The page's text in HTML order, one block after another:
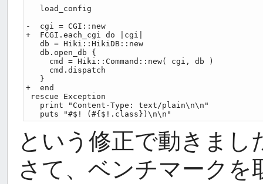
   load_config
-  cgi = CGI::new
+  FCGI.each_cgi do |cgi|
   db = Hiki::HikiDB::new
   db.open_db {
     cmd = Hiki::Command::new( cgi, db )
     cmd.dispatch
   }
+  end
rescue Exception
   print "Content-Type: text/plain\n\n"
という修正で動きまし
さて、ベンチマークを